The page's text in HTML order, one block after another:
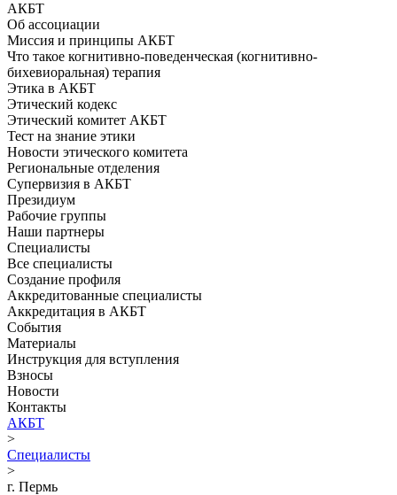
АКБТ
Об ассоциации
Миссия и принципы АКБТ
Что такое когнитивно-поведенческая (когнитивно-
бихевиоральная) терапия
Этика в АКБТ
Этический кодекс
Этический комитет АКБТ
Тест на знание этики
Новости этического комитета
Региональные отделения
Супервизия в АКБТ
Президиум
Рабочие группы
Наши партнеры
Специалисты
Все специалисты
Создание профиля
Аккредитованные специалисты
Аккредитация в АКБТ
События
Материалы
Инструкция для вступления
Взносы
Новости
Контакты
АКБТ
>
Специалисты
>
г. Пермь